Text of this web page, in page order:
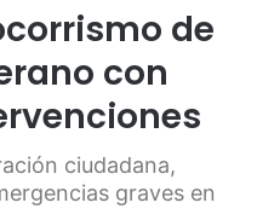
de
con
ciudadana,
graves en